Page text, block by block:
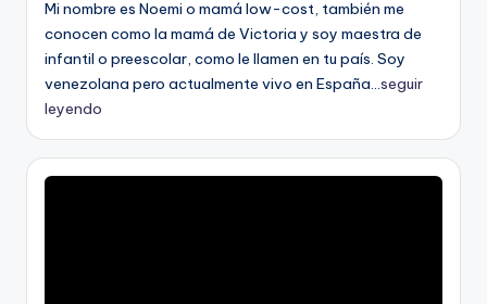
Mi nombre es Noemi o mamá low-cost, también me
conocen como la mamá de Victoria y soy maestra de
infantil o preescolar, como le llamen en tu país. Soy
venezolana pero actualmente vivo en España...seguir
leyendo